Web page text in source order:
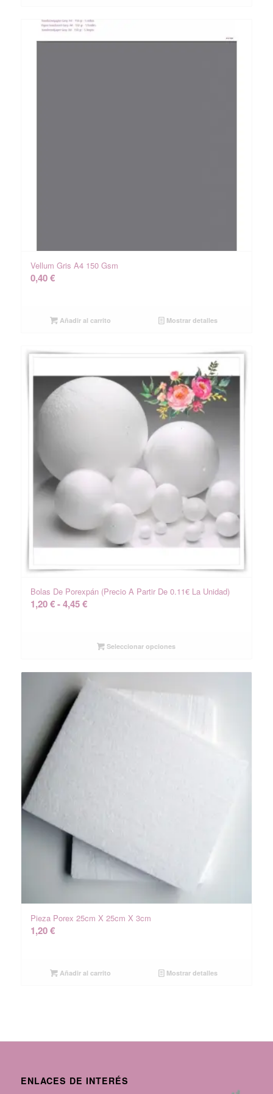
Vellum Gris A4 150 Gsm
0,40€
Añadir al carrito Mostrar detalles
Bolas De Porexpán (precio A Partir De 0.11€ La Unidad)
1,20€ - 4,45€Rango
desde
hasta
Seleccionar opciones
Pieza Porex 25cm X 25cm X 3cm
1,20€
Añadir al carrito Mostrar detalles
ENLACES DE INTERÉS